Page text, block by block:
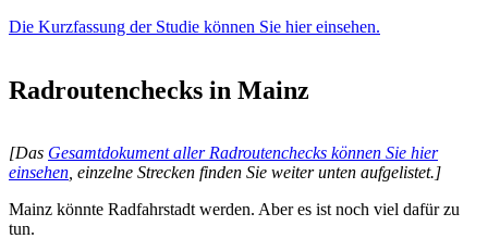
Die Kurzfassung der Studie können Sie hier einsehen.
Radroutenchecks in Mainz
[Das Gesamtdokument aller Radroutenchecks können Sie hier
einsehen, einzelne Strecken finden Sie weiter unten aufgelistet.]
Mainz könnte Radfahrstadt werden. Aber es ist noch viel dafür zu
tun.